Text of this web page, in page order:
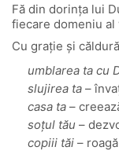
Fă din dorința lui
fiecare domeniu
Cu grație și
umblarea ta cu
slujirea ta –
casa ta –
soțul tău –
copiii tăi –